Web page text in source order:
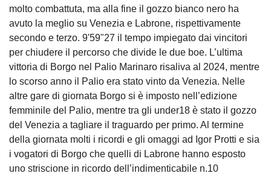
molto combattuta, ma alla fine il gozzo bianco nero ha
avuto la meglio su Venezia e Labrone, rispettivamente
secondo e terzo. 9'59"27 il tempo impiegato dai vincitori
per chiudere il percorso che divide le due boe. L’ultima
vittoria di Borgo nel Palio Marinaro risaliva al 2024, mentre
lo scorso anno il Palio era stato vinto da Venezia. Nelle
altre gare di giornata Borgo si è imposto nell’edizione
femminile del Palio, mentre tra gli under18 è stato il gozzo
del Venezia a tagliare il traguardo per primo. Al termine
della giornata molti i ricordi e gli omaggi ad Igor Protti e sia
i vogatori di Borgo che quelli di Labrone hanno esposto
uno striscione in ricordo dell’indimenticabile n.10